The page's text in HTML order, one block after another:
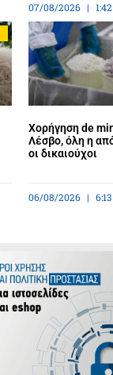
07/08/2026
Χορήγηση de
Λέσβο, όλη η
οι δικαιούχοι
06/08/2026